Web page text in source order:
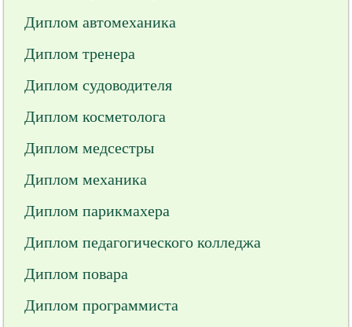
Диплом автомеханика
Диплом тренера
Диплом судоводителя
Диплом косметолога
Диплом медсестры
Диплом механика
Диплом парикмахера
Диплом педагогического колледжа
Диплом повара
Диплом программиста